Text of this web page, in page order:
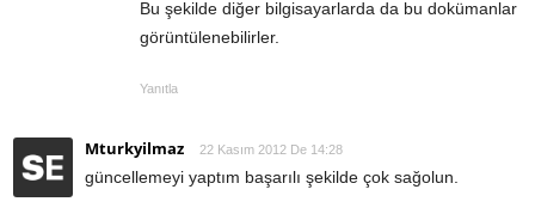
Bu şekilde diğer bilgisayarlarda da bu dokümanlar
görüntülenebilirler.
Yanıtla
Mturkyilmaz 22 Kasım 2012 De 14:28
güncellemeyi yaptım başarılı şekilde çok sağolun.